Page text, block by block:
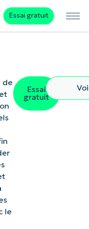
Essai gratuit
de
le
Essai
gratuit